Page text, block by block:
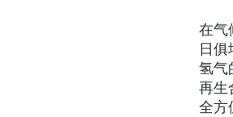
在气
日俱
氢气
再生
全方